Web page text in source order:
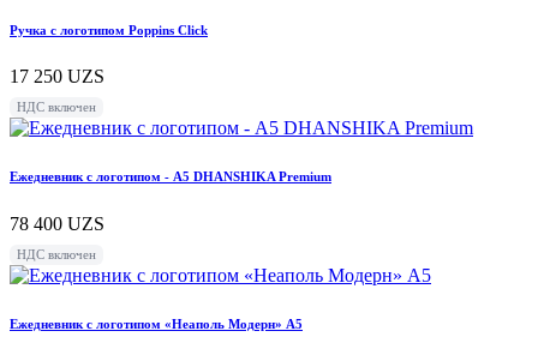
Ручка с логотипом Poppins Click
17 250 UZS
НДС включен
Ежедневник с логотипом - А5 DHANSHIKA Premium
78 400 UZS
НДС включен
Ежедневник с логотипом «Неаполь Модерн» А5